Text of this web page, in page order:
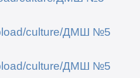
culture/ДМШ №5
culture/ДМШ №5